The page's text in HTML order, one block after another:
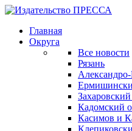
Главная
Округа
Все новости
Рязань
Кадомский
Касимов и